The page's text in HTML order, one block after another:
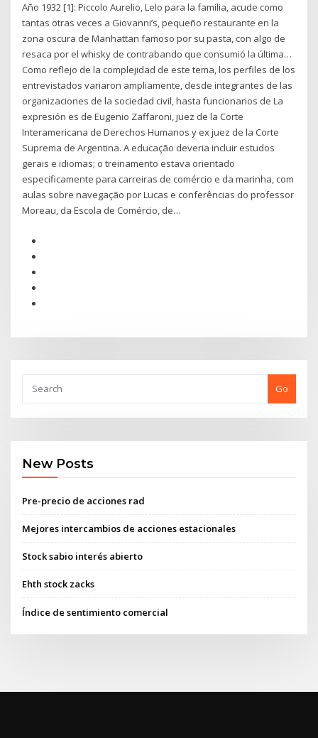
Año 1932 [1]: Piccolo Aurelio, Lelo para la familia, acude como
tantas otras veces a Giovanni’s, pequeño restaurante en la
zona oscura de Manhattan famoso por su pasta, con algo de
resaca por el whisky de contrabando que consumió la última…
Como reflejo de la complejidad de este tema, los perfiles de los
entrevistados variaron ampliamente, desde integrantes de las
organizaciones de la sociedad civil, hasta funcionarios de La
expresión es de Eugenio Zaffaroni, juez de la Corte
Interamericana de Derechos Humanos y ex juez de la Corte
Suprema de Argentina. A educação deveria incluir estudos
gerais e idiomas; o treinamento estava orientado
especificamente para carreiras de comércio e da marinha, com
aulas sobre navegação por Lucas e conferências do professor
Moreau, da Escola de Comércio, de…
Go
New Posts
Pre-precio de acciones rad
Mejores intercambios de acciones estacionales
Stock sabio interés abierto
Ehth stock zacks
Índice de sentimiento comercial